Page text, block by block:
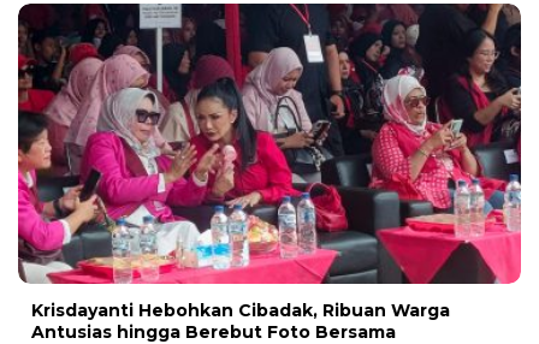
Krisdayanti Hebohkan Cibadak, Ribuan Warga
Antusias hingga Berebut Foto Bersama